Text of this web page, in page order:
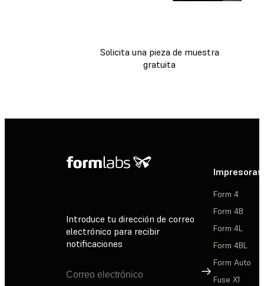
Solicita una pieza de muestra
gratuita
Introduce tu dirección de correo
electrónico para recibir
notificaciones
Suscribirse
Impresoras
Form 4
Form 4B
Form 4L
Form 4BL
Form Auto
Fuse X1